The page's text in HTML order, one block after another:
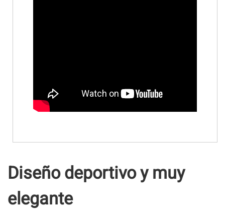
Diseño deportivo y muy
elegante